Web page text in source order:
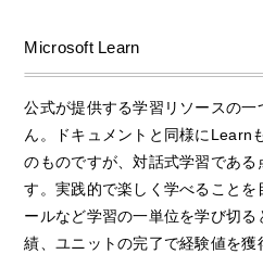
Microsoft Learn
公式が提供する学習リソースの
ん。ドキュメントと同様にLearn
のものですが、対話式学習である
す。実践的で楽しく学べることを
ールなど学習の一単位を学び切
績、ユニットの完了で経験値を獲